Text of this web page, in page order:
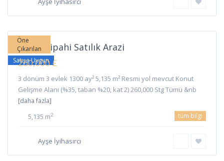
Öne
Çıkarılan
Satışa Uygun
İskele Sipahi Satılık Arazi
260,000 £
3 dönüm 3 evlek 1300 ay² 5,135 m² Resmi yol mevcut Konut
Gelişme Alanı (%35, taban %20, kat 2) 260,000 Stg Tümü &nb
[daha fazla]
5,135 m2 tüm bilgi
Ayşe İyihasırcı
Long